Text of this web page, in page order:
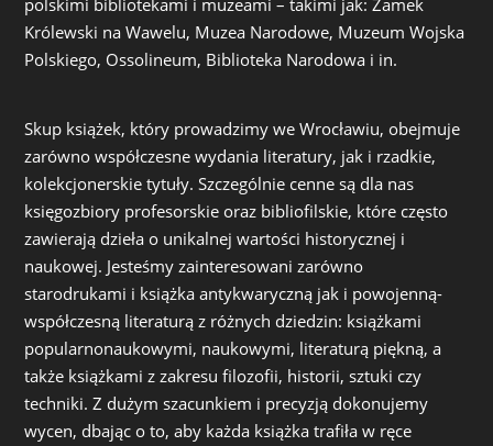
polskimi bibliotekami i muzeami – takimi jak: Zamek
Królewski na Wawelu, Muzea Narodowe, Muzeum Wojska
Polskiego, Ossolineum, Biblioteka Narodowa i in.
Skup książek, który prowadzimy we Wrocławiu, obejmuje
zarówno współczesne wydania literatury, jak i rzadkie,
kolekcjonerskie tytuły. Szczególnie cenne są dla nas
księgozbiory profesorskie oraz bibliofilskie, które często
zawierają dzieła o unikalnej wartości historycznej i
naukowej. Jesteśmy zainteresowani zarówno
starodrukami i książka antykwaryczną jak i powojenną-
współczesną literaturą z różnych dziedzin: książkami
popularnonaukowymi, naukowymi, literaturą piękną, a
także książkami z zakresu filozofii, historii, sztuki czy
techniki. Z dużym szacunkiem i precyzją dokonujemy
wycen, dbając o to, aby każda książka trafiła w ręce